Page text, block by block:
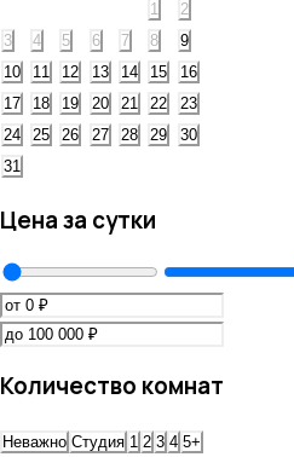
1
2
3
4 5 6 7 8
9
10
11 12 13 14 15
16
17
18 19 20 21 22
23
24
25 26 27 28 29
30
31
Цена за сутки
Количество комнат
Неважно Студия 1 2 3 4 5+